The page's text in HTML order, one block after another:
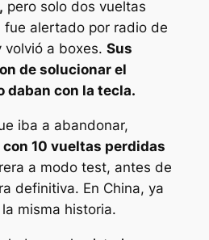
pero solo dos vueltas
fue alertado por radio de
volvió a boxes. Sus
de solucionar el
daban con la tecla.
iba a abandonar,
10 vueltas perdidas
a modo test, antes de
definitiva. En China, ya
misma historia.